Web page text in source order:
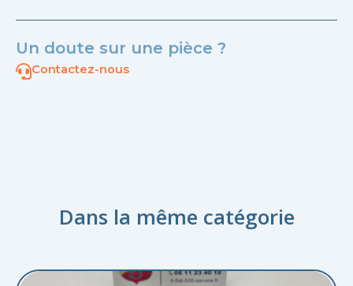
Un doute sur une pièce ?
Contactez-nous
Dans la même catégorie